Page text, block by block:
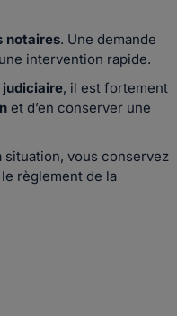
notaires. Une demande
intervention rapide.
, il est fortement
et d’en conserver une
situation, vous conservez
règlement de la